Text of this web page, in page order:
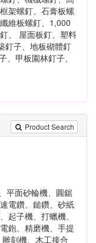
架螺釘、石膏板螺
維板螺釘、1,000
、 屋面板釘、塑料
釘子、地板砌體釘
甲板園林釘子、
Product Search
平面砂輪機、圓鋸
電鑽、鎚鑽、砂紙
起子機、打蠟機、
鉋、精磨機、手提
刻機、木工接合